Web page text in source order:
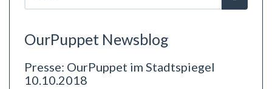
OurPuppet Newsblog
Presse: OurPuppet im Stadtspiegel
10.10.2018